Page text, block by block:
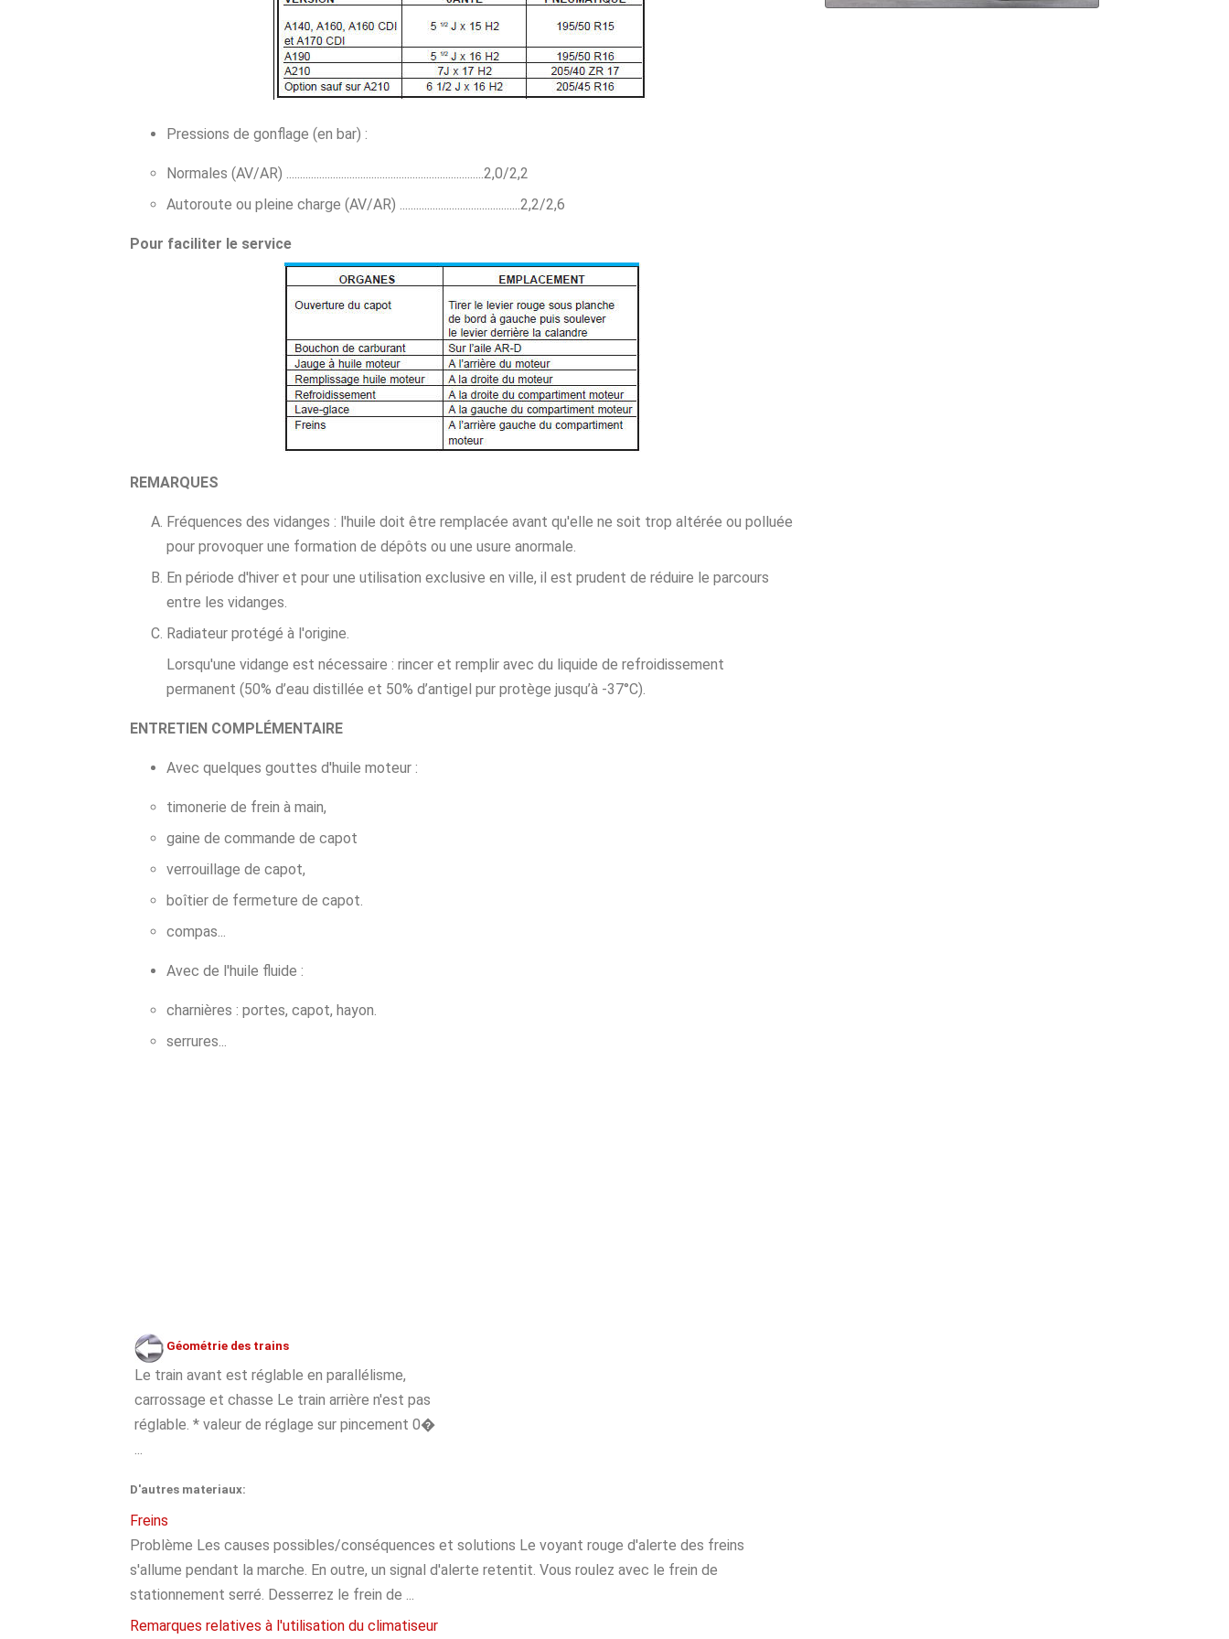
Pressions de gonflage (en bar) :
Normales (AV/AR) ........................................................................2,0/2,2
Autoroute ou pleine charge (AV/AR) ............................................2,2/2,6
Pour faciliter le service
REMARQUES
Fréquences des vidanges : l'huile doit être remplacée avant qu'elle ne soit trop altérée ou polluée
pour provoquer une formation de dépôts ou une usure anormale.
En période d'hiver et pour une utilisation exclusive en ville, il est prudent de réduire le parcours
entre les vidanges.
Radiateur protégé à l'origine.
Lorsqu'une vidange est nécessaire : rincer et remplir avec du liquide de refroidissement
permanent (50% d’eau distillée et 50% d’antigel pur protège jusqu’à -37°C).
ENTRETIEN COMPLÉMENTAIRE
Avec quelques gouttes d'huile moteur :
timonerie de frein à main,
gaine de commande de capot
verrouillage de capot,
boîtier de fermeture de capot.
compas...
Avec de l'huile fluide :
charnières : portes, capot, hayon.
serrures...
Géométrie des trains
Le train avant est réglable en parallélisme,
carrossage et chasse Le train arrière n'est pas
réglable. * valeur de réglage sur pincement 0�
D'autres materiaux:
Freins
Problème Les causes possibles/conséquences et solutions Le voyant rouge d'alerte des freins
s'allume pendant la marche. En outre, un signal d'alerte retentit. Vous roulez avec le frein de
stationnement serré. Desserrez le frein de ...
Remarques relatives à l'utilisation du climatiseur